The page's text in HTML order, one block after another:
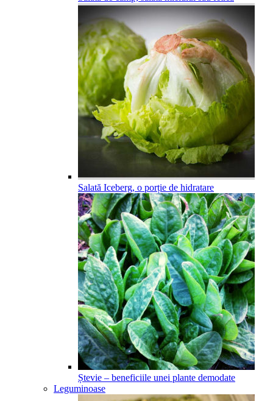
Salată Iceberg, o porție de hidratare
Ștevie – beneficiile unei plante demodate
Leguminoase